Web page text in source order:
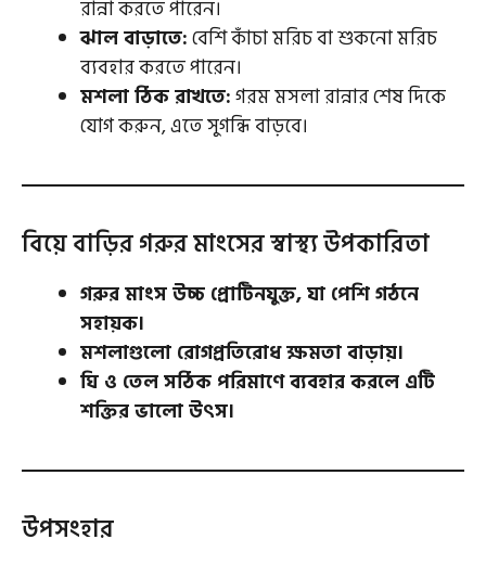
রান্না করতে পারেন।
ঝাল বাড়াতে:বেশি কাঁচা মরিচ বা শুকনো মরিচ
ব্যবহার করতে পারেন।
মশলা ঠিক রাখতে:গরম মসলা রান্নার শেষ দিকে
যোগ করুন, এতে সুগন্ধি বাড়বে।
বিয়ে বাড়ির গরুর মাংসের স্বাস্থ্য উপকারিতা
গরুর মাংস উচ্চ প্রোটিনযুক্ত, যা পেশি গঠনে
সহায়ক।
মশলাগুলো রোগপ্রতিরোধ ক্ষমতা বাড়ায়।
ঘি ও তেল সঠিক পরিমাণে ব্যবহার করলে এটি
শক্তির ভালো উৎস।
উপসংহার